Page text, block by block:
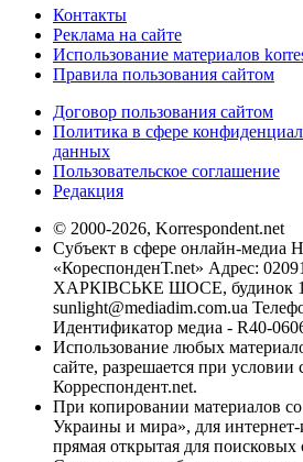
Контакты
Реклама на сайте
Использование материалов
Правила пользования сайтом
Договор пользования сайтом
Политика в сфере
данных
Пользовательское соглашение
Редакция
© 2000-2026, Korrespondent.net
Субъект в сфере онлайн-медиа
«КореспонденТ.net» Адрес:
ХАРКІВСЬКЕ ШОСЕ, будинок
sunlight@mediadim.com.ua
Идентификатор медиа - R40-
Использование любых
сайте, разрешается при условии
Корреспондент.net.
При копировании материалов
Украины и мира», для интернет-
прямая открытая для поисковых